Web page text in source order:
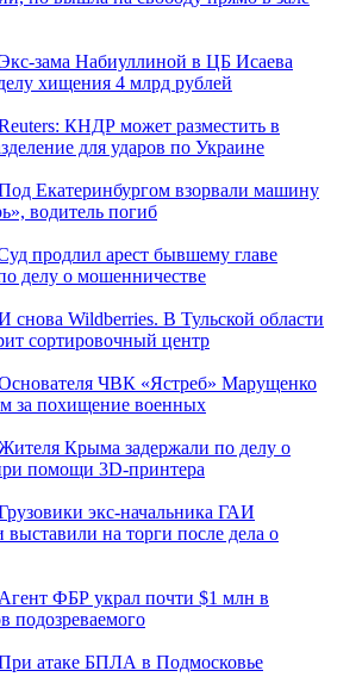
зама Набиуллиной в ЦБ Исаева
хищения 4 млрд рублей
КНДР может разместить в
для ударов по Украине
Екатеринбургом взорвали машину
водитель погиб
продлил арест бывшему главе
делу о мошенничестве
снова Wildberries. В Тульской области
сортировочный центр
ЧВК «Ястреб» Марущенко
за похищение военных
Крыма задержали по делу о
помощи 3D‑принтера
экс-начальника ГАИ
выставили на торги после дела о
Агент ФБР украл почти $1 млн в
подозреваемого
атаке БПЛА в Подмосковье